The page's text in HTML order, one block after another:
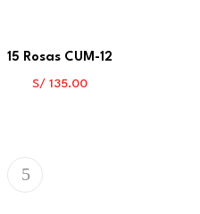
15 Rosas CUM-12
S/135.00